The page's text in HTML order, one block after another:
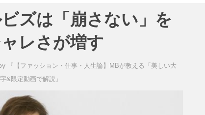
ズは「崩さない」を
レさが増す
『【ファッション・仕事・人生論】MBが教える「美しい大
&限定動画で解説』